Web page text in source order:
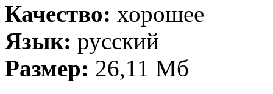
Качество: хорошее
Язык: русский
Размер: 26,11 Мб